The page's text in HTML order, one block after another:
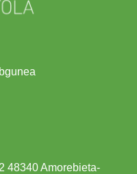
48340 Amorebieta-